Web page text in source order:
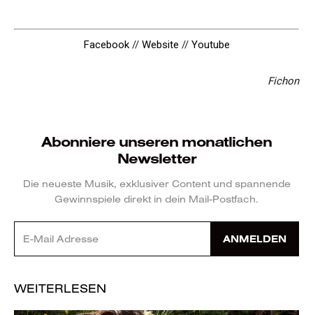
Facebook// Website // Youtube
Fichon
Abonniere unseren monatlichen
Newsletter
Die neueste Musik, exklusiver Content und spannende
Gewinnspiele direkt in dein Mail-Postfach.
ANMELDEN
WEITERLESEN